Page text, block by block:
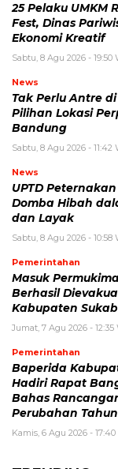
25 Pelaku UMKM
Fest, Dinas
Ekonomi Kreatif
Sabtu, 8 Agu 2026 - 19:50
News
Tak Perlu Antre
Pilihan Lokasi
Bandung
Sabtu, 8 Agu 2026 - 11:42
News
UPTD
Domba Hibah
dan Layak
Sabtu, 8 Agu 2026 - 10:58
Pemerintahan
Masuk
Berhasil
Kabupaten
Jumat, 7 Agu 2026 - 12:35
Pemerintahan
Baperida
Hadiri Rapat
Bahas
Perubahan
Kamis, 6 Agu 2026 -